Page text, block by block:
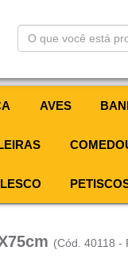
que
está
AVES
(Cód. 40118 -